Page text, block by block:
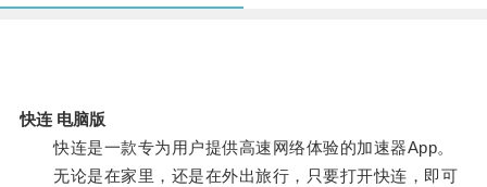
快连 电脑版
快连是一款专为用户提供高速网络体验的加速器App。
无论是在家里，还是在外出旅行，只要打开快连，即可